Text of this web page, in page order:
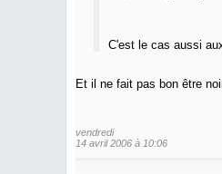
C'est le cas aussi
Et il ne fait pas bon être
vendredi
14 avril 2006 à 10:06